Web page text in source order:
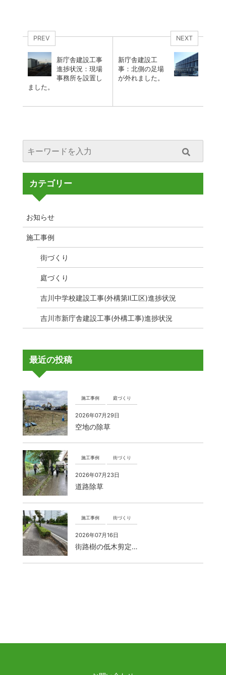
PREV
新庁舎建設工事
進捗状況：現場
事務所を設置し
ました。
NEXT
新庁舎建設工
事：北側の足場
が外れました。
カテゴリー
お知らせ
施工事例
街づくり
庭づくり
吉川中学校建設工事(外構第Ⅱ工区)進捗状況
吉川市新庁舎建設工事(外構工事)進捗状況
最近の投稿
施工事例 庭づくり
2026年07月29日
空地の除草
施工事例 街づくり
2026年07月23日
道路除草
施工事例 街づくり
2026年07月16日
街路樹の低木剪定…